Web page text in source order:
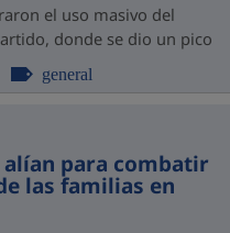
el uso masivo del
donde se dio un pico
general
alían para combatir
las familias en